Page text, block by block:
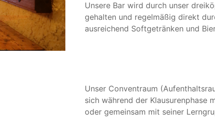
Unsere Bar wird durch unser
gehalten und regelmäßig direkt
ausreichend Softgetränken und
Unser Conventraum
sich während der Klausurenphase
oder gemeinsam mit seiner